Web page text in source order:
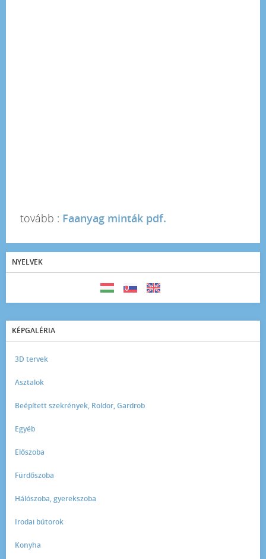
tovább : Faanyag minták pdf.
NYELVEK
KÉPGALÉRIA
3D tervek
Asztalok
Beépített szekrények, Roldor, Gardrob
Egyéb
Előszoba
Fürdőszoba
Hálószoba, gyerekszoba
Irodai bútorok
Konyha